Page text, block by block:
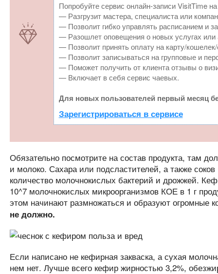
Попробуйте сервис онлайн-записи VisitTime
— Разгрузит мастера, специалиста или
— Позволит гибко управлять расписанием и
— Разошлет оповещения о новых услугах или
— Позволит принять оплату на карту/кошелек/
— Позволит записываться на групповые и
— Поможет получить от клиента отзывы о
— Включает в себя сервис чаевых.
Для новых пользователей первый месяц
Зарегистрироваться в сервисе
Обязательно посмотрите на состав продукта, там
и молоко. Сахара или подсластителей, а также
количество молочнокислых бактерий и дрожжей.
10^7 молочнокислых микроорганизмов КОЕ в 1 г
этом начинают размножаться и образуют огромные
не должно.
Если написано не кефирная закваска, а сухая
нем нет. Лучше всего кефир жирностью 3,2%,